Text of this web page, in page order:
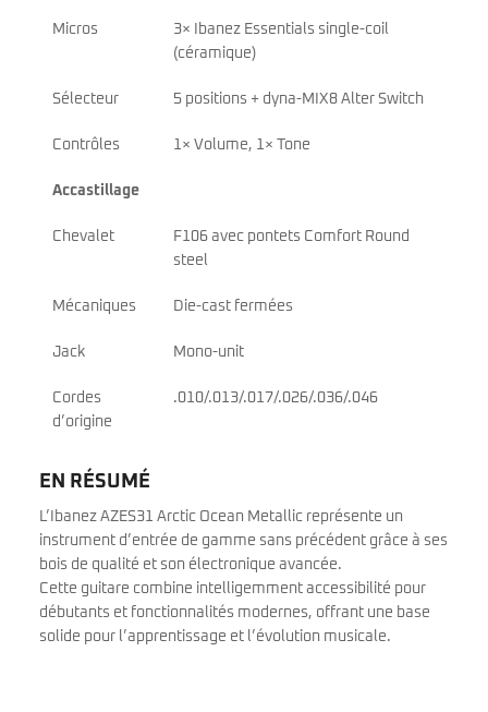
Micros
3× Ibanez Essentials single-coil
(céramique)
Sélecteur 5 positions + dyna-MIX8 Alter Switch
Contrôles 1× Volume, 1× Tone
Accastillage
Chevalet
F106 avec pontets Comfort Round
steel
Mécaniques Die-cast fermées
Jack Mono-unit
Cordes
d’origine
.010/.013/.017/.026/.036/.046
EN RÉSUMÉ
L’Ibanez AZES31 Arctic Ocean Metallic représente un
instrument d’entrée de gamme sans précédent grâce à ses
bois de qualité et son électronique avancée.
Cette guitare combine intelligemment accessibilité pour
débutants et fonctionnalités modernes, offrant une base
solide pour l’apprentissage et l’évolution musicale.